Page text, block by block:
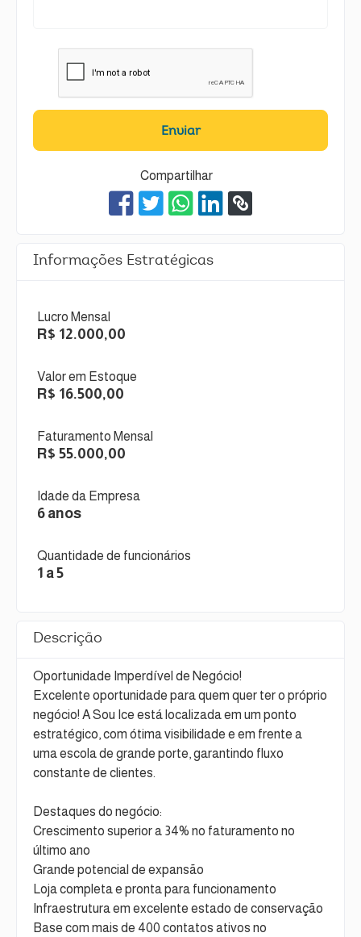
Enviar
Compartilhar
Informações Estratégicas
Lucro Mensal
R$ 12.000,00
Valor em Estoque
R$ 16.500,00
Faturamento Mensal
R$ 55.000,00
Idade da Empresa
6 anos
Quantidade de funcionários
1 a 5
Descrição
Oportunidade Imperdível de Negócio!
Excelente oportunidade para quem quer ter o próprio
negócio! A Sou Ice está localizada em um ponto
estratégico, com ótima visibilidade e em frente a
uma escola de grande porte, garantindo fluxo
constante de clientes.
Destaques do negócio:
Crescimento superior a 34% no faturamento no
último ano
Grande potencial de expansão
Loja completa e pronta para funcionamento
Infraestrutura em excelente estado de conservação
Base com mais de 400 contatos ativos no